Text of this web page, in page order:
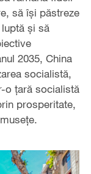
să își păstreze
și să
2035, China
socialistă,
o țară socialistă
prosperitate,